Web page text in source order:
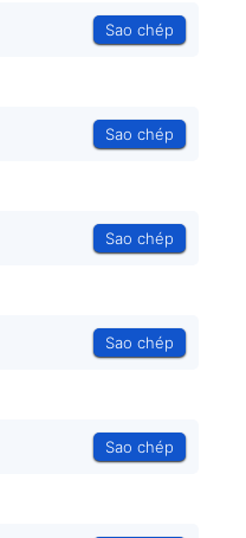
Sao chép
Sao chép
Sao chép
Sao chép
Sao chép